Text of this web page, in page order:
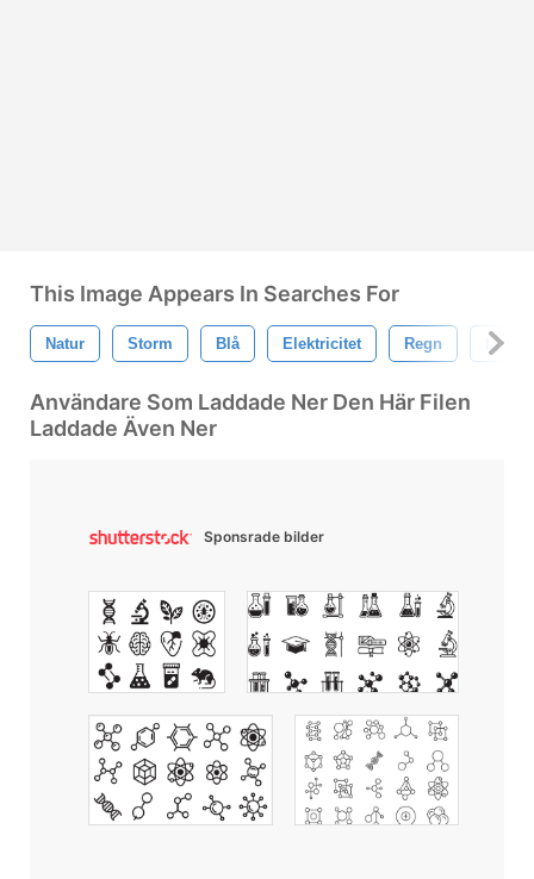
This Image Appears In Searches For
Natur Storm Blå Elektricitet Regn Ljus
Användare Som Laddade Ner Den Här Filen
Laddade Även Ner
Sponsrade bilder